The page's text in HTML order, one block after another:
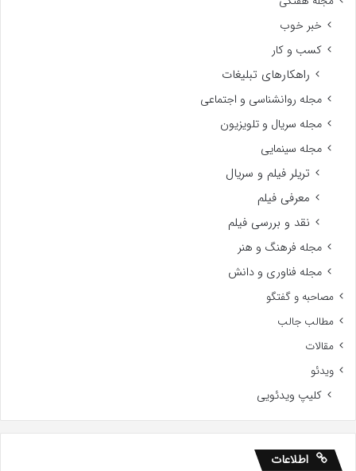
خبر خوب
کسب و کار
راهکارهای تبلیغات
مجله روانشناسی و اجتماعی
مجله سریال و تلویزیون
مجله سینمایی
تریلر فیلم و سریال
معرفی فیلم
نقد و بررسی فیلم
مجله فرهنگ و هنر
مجله فناوری و دانش
مصاحبه و گفتگو
مطالب جالب
مقالات
ویدئو
کلیپ ویدئویی
اطلاعات